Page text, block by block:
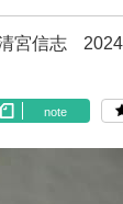
宮信志
note